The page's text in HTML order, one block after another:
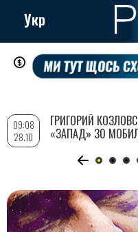
Перейти
содержанию
Укр
09:08
28.10
ГРИГОРИЙ
«ЗАПАД» 30